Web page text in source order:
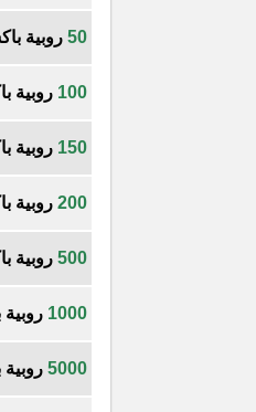
50 روبية
100 روبية
150 روبية
200 روبية
500 روبية
1000 روبية
5000 روبية